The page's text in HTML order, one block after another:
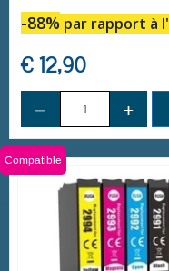
(69
-88% par rapport à
€ 12,90
− +
Compatible